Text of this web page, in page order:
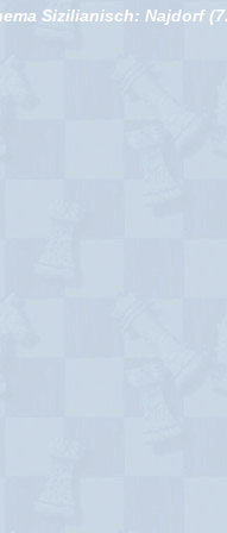
Sizilianisch: Najdorf